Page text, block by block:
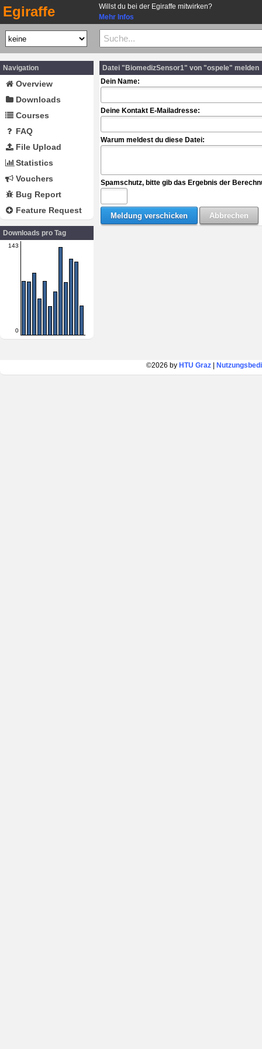
Egiraffe
Willst du bei der Egiraffe mitwirken?
Mehr Infos
Navigation
Overview
Downloads
Courses
FAQ
File Upload
Statistics
Vouchers
Bug Report
Feature Request
Downloads pro Tag
143
0
Datei "BiomedizSensor1" von "ospele" melden
Dein Name:
Deine Kontakt E-Mailadresse:
Warum meldest du diese Datei:
Spamschutz, bitte gib das Ergebnis der
©2026 by HTU Graz|